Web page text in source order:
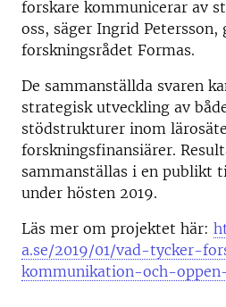
forskare kommunicerar av
oss, säger Ingrid
forskningsrådet Formas.
De sammanställda svaren
strategisk utveckling av
stödstrukturer inom
forskningsfinansiärer.
sammanställas i en publikt
under hösten 2019.
Läs mer om projektet här:
a.se/2019/01/vad-tycker-
kommunikation-och-